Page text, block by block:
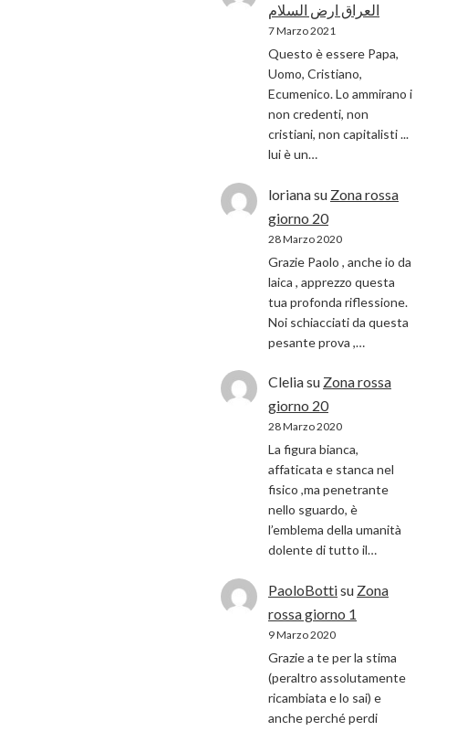
العراق ارض السلام
7 Marzo 2021
Questo è essere Papa,
Uomo, Cristiano,
Ecumenico. Lo ammirano i
non credenti, non
cristiani, non capitalisti ...
lui è un…
lorianasu Zona rossa
giorno 20
28 Marzo 2020
Grazie Paolo , anche io da
laica , apprezzo questa
tua profonda riflessione.
Noi schiacciati da questa
pesante prova ,…
Cleliasu Zona rossa
giorno 20
28 Marzo 2020
La figura bianca,
affaticata e stanca nel
fisico ,ma penetrante
nello sguardo, è
l’emblema della umanità
dolente di tutto il…
PaoloBottisu Zona
rossa giorno 1
9 Marzo 2020
Grazie a te per la stima
(peraltro assolutamente
ricambiata e lo sai) e
anche perché perdi